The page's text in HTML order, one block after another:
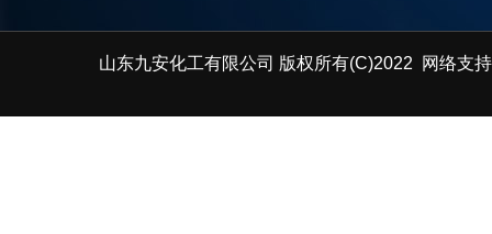
山东九安化工有限公司 版权所有(C)2022 网络支持